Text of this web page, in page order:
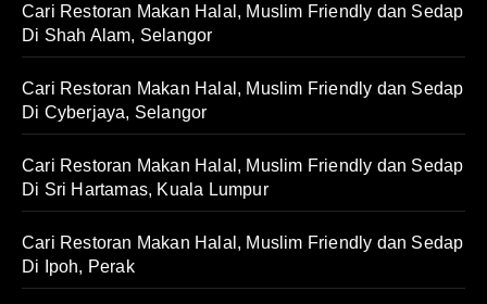
Cari Restoran Makan Halal, Muslim Friendly dan Sedap
Di Shah Alam, Selangor
Cari Restoran Makan Halal, Muslim Friendly dan Sedap
Di Cyberjaya, Selangor
Cari Restoran Makan Halal, Muslim Friendly dan Sedap
Di Sri Hartamas, Kuala Lumpur
Cari Restoran Makan Halal, Muslim Friendly dan Sedap
Di Ipoh, Perak